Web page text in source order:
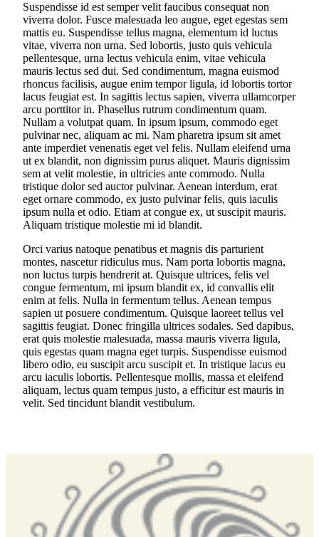
Suspendisse id est semper velit faucibus consequat non
viverra dolor. Fusce malesuada leo augue, eget egestas sem
mattis eu. Suspendisse tellus magna, elementum id luctus
vitae, viverra non urna. Sed lobortis, justo quis vehicula
pellentesque, urna lectus vehicula enim, vitae vehicula
mauris lectus sed dui. Sed condimentum, magna euismod
rhoncus facilisis, augue enim tempor ligula, id lobortis tortor
lacus feugiat est. In sagittis lectus sapien, viverra ullamcorper
arcu porttitor in. Phasellus rutrum condimentum quam.
Nullam a volutpat quam. In ipsum ipsum, commodo eget
pulvinar nec, aliquam ac mi. Nam pharetra ipsum sit amet
ante imperdiet venenatis eget vel felis. Nullam eleifend urna
ut ex blandit, non dignissim purus aliquet. Mauris dignissim
sem at velit molestie, in ultricies ante commodo. Nulla
tristique dolor sed auctor pulvinar. Aenean interdum, erat
eget ornare commodo, ex justo pulvinar felis, quis iaculis
ipsum nulla et odio. Etiam at congue ex, ut suscipit mauris.
Aliquam tristique molestie mi id blandit.
Orci varius natoque penatibus et magnis dis parturient
montes, nascetur ridiculus mus. Nam porta lobortis magna,
non luctus turpis hendrerit at. Quisque ultrices, felis vel
congue fermentum, mi ipsum blandit ex, id convallis elit
enim at felis. Nulla in fermentum tellus. Aenean tempus
sapien ut posuere condimentum. Quisque laoreet tellus vel
sagittis feugiat. Donec fringilla ultrices sodales. Sed dapibus,
erat quis molestie malesuada, massa mauris viverra ligula,
quis egestas quam magna eget turpis. Suspendisse euismod
libero odio, eu suscipit arcu suscipit et. In tristique lacus eu
arcu iaculis lobortis. Pellentesque mollis, massa et eleifend
aliquam, lectus quam tempus justo, a efficitur est mauris in
velit. Sed tincidunt blandit vestibulum.